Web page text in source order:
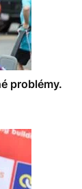
problémy.